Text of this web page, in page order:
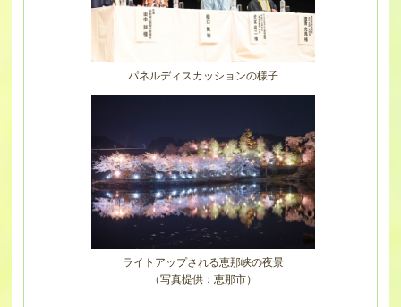
パネルディスカッションの様子
ライトアップされる恵那峡の夜景
（写真提供：恵那市）